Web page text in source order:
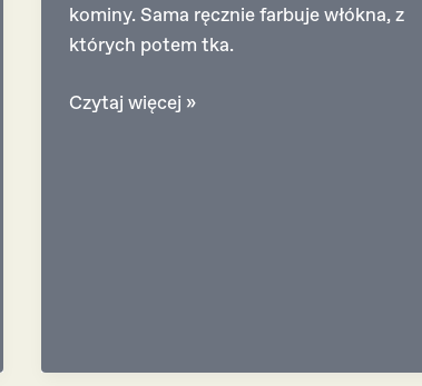
kominy. Sama ręcznie farbuje włókna, z
których potem tka.
Olga
Czytaj więcej »